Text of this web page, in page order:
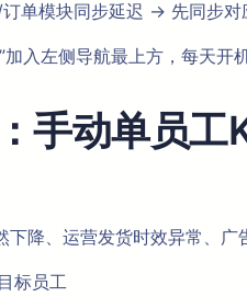
订单模块同步延迟 → 先同步对
”加入左侧导航最上方，每天
手动单员工
降、运营发货时效异常、广
标员工